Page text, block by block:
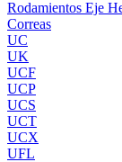
Rodamientos Eje
Correas
UC
UK
UCF
UCP
UCS
UCT
UCX
UFL